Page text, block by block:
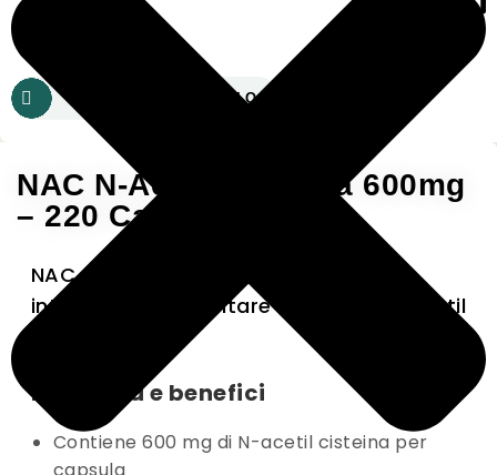
-
AGGIUNGI AL CARRELLO
NAC N-Acetil-Cisteina 600mg
– 220 Capsule
NAC 220 capsule da 600 mg è un
integratore alimentare a base di N-acetil
Proprietà e benefici
Contiene 600 mg di N-acetil cisteina per
capsula